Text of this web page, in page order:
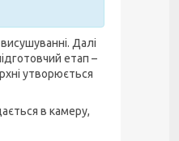
Далі
етап –
утворюється
в камеру,